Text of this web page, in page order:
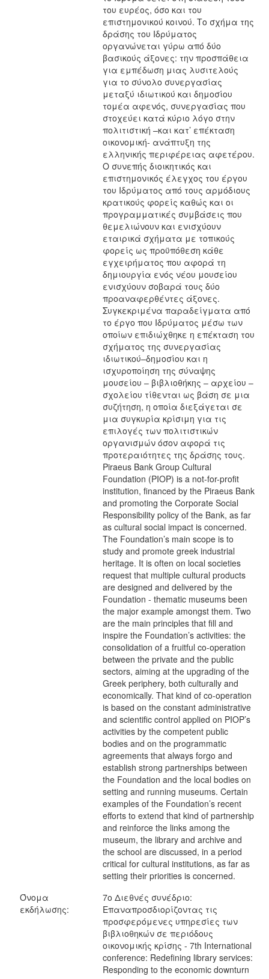
του ευρέος, όσο και του
επιστημονικού κοινού. Το σχήμα της
δράσης του Ιδρύματος
οργανώνεται γύρω από δύο
βασικούς άξονες: την προσπάθεια
για εμπέδωση μιας λυσιτελούς
για το σύνολο συνεργασίας
μεταξύ ιδιωτικού και δημοσίου
τομέα αφενός, συνεργασίας που
στοχεύει κατά κύριο λόγο στην
πολιτιστική –και κατ’ επέκταση
οικονομική- ανάπτυξη της
ελληνικής περιφέρειας αφετέρου.
Ο συνεπής διοικητικός και
επιστημονικός έλεγχος του έργου
του Ιδρύματος από τους αρμόδιους
κρατικούς φορείς καθώς και οι
προγραμματικές συμβάσεις που
θεμελιώνουν και ενισχύουν
εταιρικά σχήματα με τοπικούς
φορείς ως προϋπόθεση κάθε
εγχειρήματος που αφορά τη
δημιουργία ενός νέου μουσείου
ενισχύουν σοβαρά τους δύο
προαναφερθέντες άξονες.
Συγκεκριμένα παραδείγματα από
το έργο που Ιδρύματος μέσω των
οποίων επιδιώχθηκε η επέκταση του
σχήματος της συνεργασίας
ιδιωτικού–δημοσίου και η
ισχυροποίηση της σύναψης
μουσείου – βιβλιοθήκης – αρχείου –
σχολείου τίθενται ως βάση σε μια
συζήτηση, η οποία διεξάγεται σε
μια συγκυρία κρίσιμη για τις
επιλογές των πολιτιστικών
οργανισμών όσον αφορά τις
προτεραιότητες της δράσης τους.
Piraeus Bank Group Cultural
Foundation (PIOP) is a not-for-profit
institution, financed by the Piraeus Bank
and promoting the Corporate Social
Responsibility policy of the Bank, as far
as cultural social impact is concerned.
The Foundation’s main scope is to
study and promote greek industrial
heritage. It is often on local societies
request that multiple cultural products
are designed and delivered by the
Foundation - thematic museums been
the major example amongst them. Two
are the main principles that fill and
inspire the Foundation’s activities: the
consolidation of a fruitful co-operation
between the private and the public
sectors, aiming at the upgrading of the
Greek periphery, both culturally and
economically. That kind of co-operation
is based on the constant administrative
and scientific control applied on PIOP’s
activities by the competent public
bodies and on the programmatic
agreements that always forgo and
establish strong partnerships between
the Foundation and the local bodies on
setting and running museums. Certain
examples of the Foundation’s recent
efforts to extend that kind of partnership
and reinforce the links among the
museum, the library and archive and
the school are discussed, in a period
critical for cultural institutions, as far as
setting their priorities is concerned.
Όνομα
εκδήλωσης:
7ο Διεθνές συνέδριο:
Επαναπροσδιορίζοντας τις
προσφερόμενες υπηρεσίες των
βιβλιοθηκών σε περιόδους
οικονομικής κρίσης - 7th International
conference: Redefining library services:
Responding to the economic downturn